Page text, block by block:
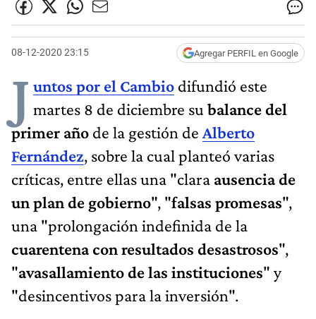
08-12-2020 23:15 Agregar PERFIL en Google
J untos por el Cambio difundió este
martes 8 de diciembre su balance del
primer año de la gestión de Alberto
Fernández, sobre la cual planteó varias
críticas, entre ellas una "clara ausencia de
un plan de gobierno", "falsas promesas",
una "prolongación indefinida de la
cuarentena con resultados desastrosos",
"avasallamiento de las instituciones" y
"desincentivos para la inversión".